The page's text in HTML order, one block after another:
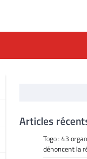
Articles
Togo : 43
dénoncent la